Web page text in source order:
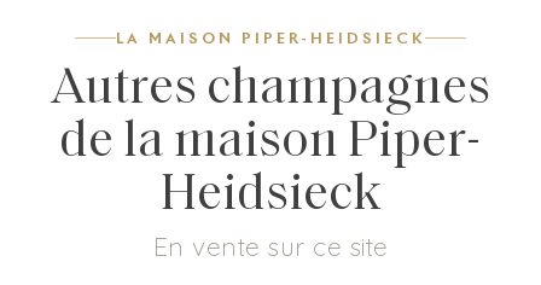
LA MAISON PIPER-HEIDSIECK
Autres champagnes
de la maison Piper-
Heidsieck
En vente sur ce site